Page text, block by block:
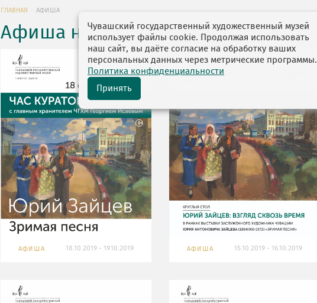
ГЛАВНАЯ АФИША
Афиша на месяц
18.10.2019 - 19.10.2019
АФИША 15.10.2019 - 16.10.2019
АФИША
Чувашский государственный художественный музей
использует файлы cookie. Продолжая использовать
наш сайт, вы даёте согласие на обработку ваших
персональных данных через метрические программы.
Политика конфиденциальности
Принять